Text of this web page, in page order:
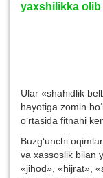
yaxshilikka olib
Ular «shahidlik
hayotiga zomin
o‘rtasida fitnani
Buzg‘unchi
va xassoslik bilan
«jihod», «hijrat»,